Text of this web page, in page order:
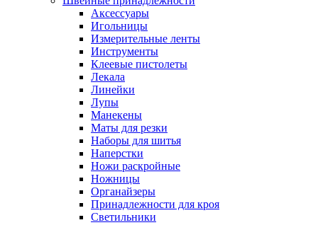
Аксессуары
Игольницы
Измерительные ленты
Инструменты
Клеевые пистолеты
Лекала
Линейки
Лупы
Манекены
Маты для резки
Наборы для шитья
Наперстки
Ножи раскройные
Ножницы
Органайзеры
Принадлежности для кроя
Светильники